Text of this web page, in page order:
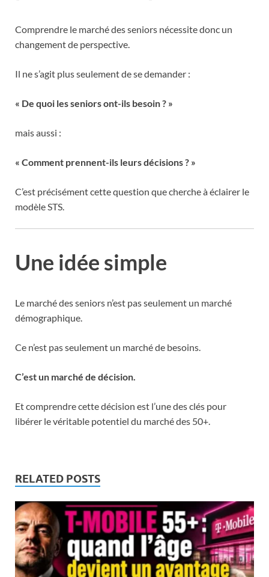
Comprendre le marché des seniors nécessite donc un
changement de perspective.
Il ne s’agit plus seulement de se demander :
« De quoi les seniors ont-ils besoin ? »
mais aussi :
« Comment prennent-ils leurs décisions ? »
C’est précisément cette question que cherche à éclairer le
modèle STS.
Une idée simple
Le marché des seniors n’est pas seulement un marché
démographique.
Ce n’est pas seulement un marché de besoins.
C’est un marché de décision.
Et comprendre cette décision est l’une des clés pour
libérer le véritable potentiel du marché des 50+.
RELATED POSTS